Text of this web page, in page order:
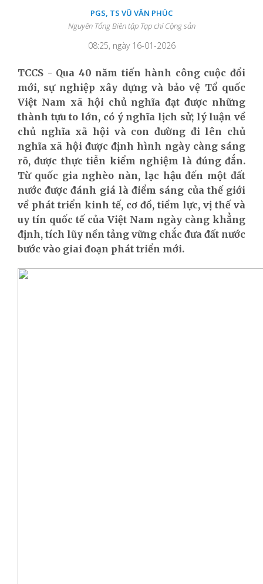
PGS, TS VŨ VĂN PHÚC
Nguyên Tổng Biên tập Tạp chí Cộng sản
08:25, ngày 16-01-2026
TCCS - Qua 40 năm tiến hành công cuộc đổi
mới, sự nghiệp xây dựng và bảo vệ Tổ quốc
Việt Nam xã hội chủ nghĩa đạt được những
thành tựu to lớn, có ý nghĩa lịch sử; lý luận về
chủ nghĩa xã hội và con đường đi lên chủ
nghĩa xã hội được định hình ngày càng sáng
rõ, được thực tiễn kiểm nghiệm là đúng đắn.
Từ quốc gia nghèo nàn, lạc hậu đến một đất
nước được đánh giá là điểm sáng của thế giới
về phát triển kinh tế, cơ đồ, tiềm lực, vị thế và
uy tín quốc tế của Việt Nam ngày càng khẳng
định, tích lũy nền tảng vững chắc đưa đất nước
bước vào giai đoạn phát triển mới.